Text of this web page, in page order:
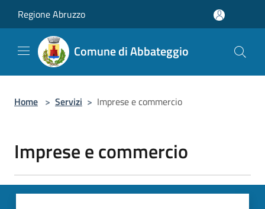
Regione Abruzzo
Comune di Abbateggio
Home > Servizi > Imprese e commercio
Imprese e commercio